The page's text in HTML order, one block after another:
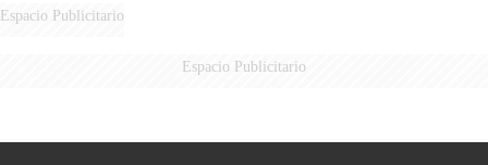
Espacio Publicitario
Espacio Publicitario